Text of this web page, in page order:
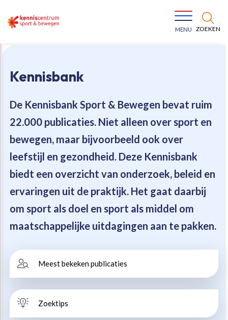
ZOEKEN
MENU
Kennisbank
De Kennisbank Sport & Bewegen bevat ruim
22.000 publicaties. Niet alleen over sport en
bewegen, maar bijvoorbeeld ook over
leefstijl en gezondheid. Deze Kennisbank
biedt een overzicht van onderzoek, beleid en
ervaringen uit de praktijk. Het gaat daarbij
om sport als doel en sport als middel om
maatschappelijke uitdagingen aan te pakken.
Meest bekeken publicaties
Zoektips
Bewegen voor een gezonde leefstijl
Jeugd in beweging
Vitaal ouder worden
Maatschappelijke waarde
Beweegvriendelijke omgeving
Ons team
Onze missie
Onze werkwijze
Organisatie
Werken bij